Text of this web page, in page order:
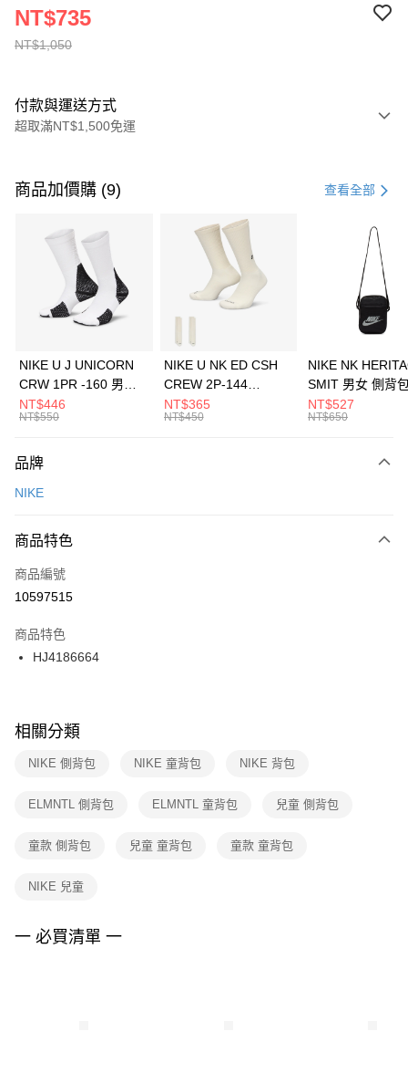
NT$1,050
NT$735
付款與運送方式
超取滿NT$1,500免運
信用卡一次付款
3 期 0 利率 每期 21家銀行
合作金庫商業銀行
第一商業銀行
華南商業銀行
彰化商業銀行
上海商業儲蓄銀行
元大商業銀行
台灣樂天信用卡公司
Apple Pay
全盈+PAY
AFTEE先享後付
【關於「AFTEE先享後付」】
便利好安心！
３．安心：先確認商品／服務後，再付款。
【「AFTEE先享後付」結帳流程】
１．於結帳方式選擇「AFTEE先享後付」後，將跳轉至「AFTEE先享後付」
２．訂單成立數日內，您將收到繳費通知簡訊。
３．收到繳費通知簡訊後14天內，點擊此簡訊中的連結，可透過四大超商／
ATM／網路銀行／等多元方式進行付款，方視為交易完成。
※ 交易是否成功請以「AFTEE先享後付 」之結帳頁面顯示為準，若有關於
是否繳費成功／繳費後需取消欲退款等相關疑問，請聯繫「AFTEE先享後付
客戶支援中心」
https://netprotections.freshdesk.com/support/home
１．透過由恩沛科技股份有限公司提供之「AFTEE先享後付」服務完成之交
權轉讓予恩沛科技股份有限公司。
３．未成年的使用者請事先徵得法定代理人或監護人之同意方可使用
４．使用「AFTEE先享後付」時，將依據個別帳號之用戶狀況，依本公司即
運送方式
每筆NT$100，滿NT$1,500(含以上)免運費
宅配
每筆NT$100，滿NT$1,500(含以上)免運費
付款後門市自取
每筆NT$100，滿NT$1,500(含以上)免運費
商品加價購 (9) 查看全部
NIKE U J UNICORN
CRW 1PR -160 男女
中統襪 FZ3393100
NT$446
NT$550
NIKE U NK ED CSH
CREW 2P-144
EMBRDY 男女 短統襪
FZ3073133
NT$365
NT$450
NIKE NK
SMIT 男女 側背
BA5871010
NT$527
NT$650
品牌
NIKE
商品特色
商品編號
10597515
商品特色
HJ4186664
相關分類
NIKE 側背包 NIKE 童背包 NIKE 背包
ELMNTL 側背包 ELMNTL 童背包 兒童 側背包
童款 側背包 兒童 童背包 童款 童背包
NIKE 兒童
一 必買清單 一